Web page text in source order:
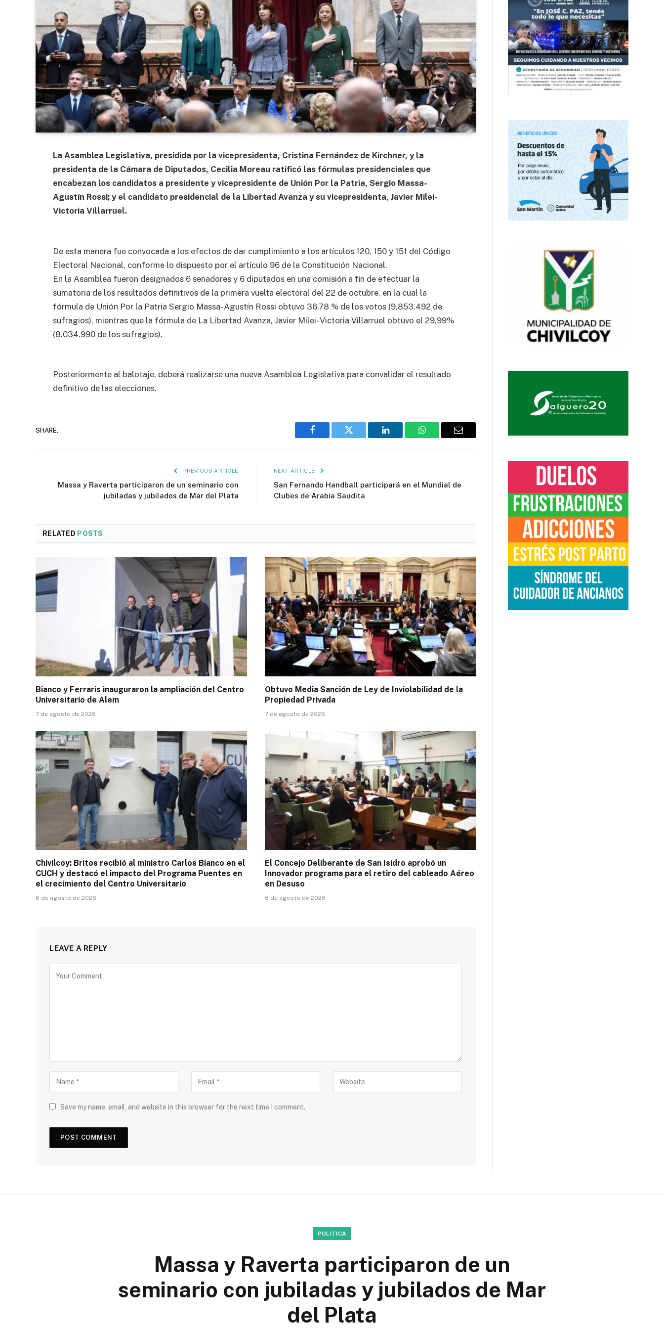
La Asamblea Legislativa, presidida por la vicepresidenta, Cristina Fernández de Kirchner, y la
presidenta de la Cámara de Diputados, Cecilia Moreau ratificó las fórmulas presidenciales que
encabezan los candidatos a presidente y vicepresidente de Unión Por la Patria, Sergio Massa-
Agustín Rossi; y el candidato presidencial de la Libertad Avanza y su vicepresidenta, Javier Milei-
Victoria Villarruel.
De esta manera fue convocada a los efectos de dar cumplimiento a los artículos 120, 150 y 151 del Código
Electoral Nacional, conforme lo dispuesto por el artículo 96 de la Constitución Nacional.
En la Asamblea fueron designados 6 senadores y 6 diputados en una comisión a fin de efectuar la
sumatoria de los resultados definitivos de la primera vuelta electoral del 22 de octubre, en la cual la
fórmula de Unión Por la Patria Sergio Massa- Agustín Rossi obtuvo 36,78 % de los votos (9.853.492 de
sufragios), mientras que la fórmula de La Libertad Avanza, Javier Milei- Victoria Villarruel obtuvo el 29,99%
(8.034.990 de los sufragios).
Posteriormente al balotaje, deberá realizarse una nueva Asamblea Legislativa para convalidar el resultado
definitivo de las elecciones.
SHARE.
Facebook Twitter LinkedIn WhatsAppEmail
PREVIOUS ARTICLE
Massa y Raverta participaron de un seminario con
jubiladas y jubilados de Mar del Plata
NEXT ARTICLE
San Fernando Handball participará en el Mundial de
Clubes de Arabia Saudita
RELATED POSTS
Bianco y Ferraris inauguraron la ampliación del Centro
Universitario de Alem
7 de agosto de 2026
Obtuvo Media Sanción de Ley de Inviolabilidad de la
Propiedad Privada
7 de agosto de 2026
Chivilcoy: Britos recibió al ministro Carlos Bianco en el
CUCH y destacó el impacto del Programa Puentes en
el crecimiento del Centro Universitario
6 de agosto de 2026
El Concejo Deliberante de San Isidro aprobó un
Innovador programa para el retiro del cableado Aéreo
en Desuso
6 de agosto de 2026
LEAVE A REPLY
Save my name, email, and website in this browser for the next time I comment.
POLITICA
Massa y Raverta participaron de un
seminario con jubiladas y jubilados de Mar
del Plata